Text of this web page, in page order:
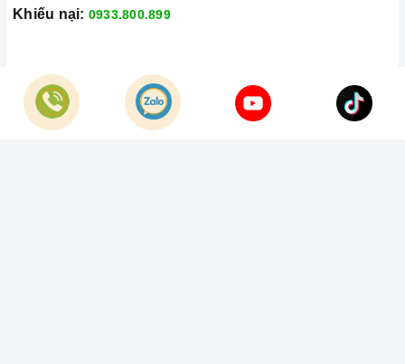
Khiếu nại: 0933.800.899
© Bản quyền thuộc vềCông Ty TNHH Home Best Việt Nam
Cung cấp bởi
Sapo